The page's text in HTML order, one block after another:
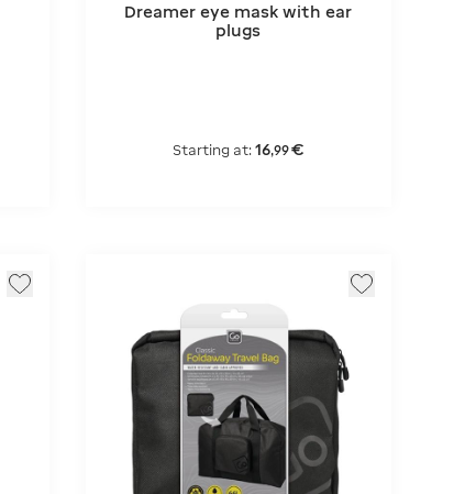
Dreamer eye mask with ear
plugs
Starting at: 16,99€